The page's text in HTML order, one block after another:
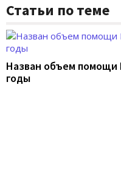
Статьи по теме
Назван объем помощи
годы